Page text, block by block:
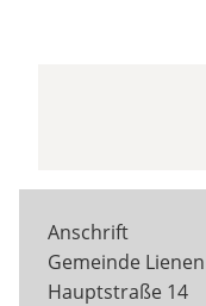
Anschrift
Gemeinde Lienen
Hauptstraße 14